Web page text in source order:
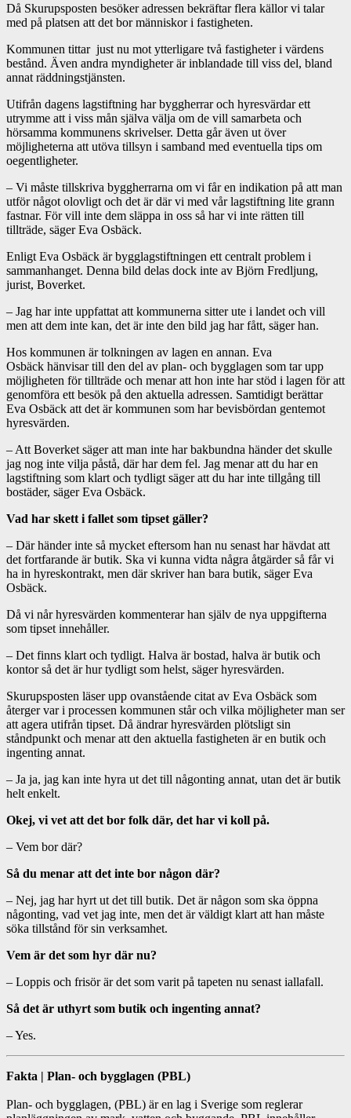
Då Skurupsposten besöker adressen bekräftar flera källor vi talar
med på platsen att det bor människor i fastigheten.
Kommunen tittar just nu mot ytterligare två fastigheter i värdens
bestånd. Även andra myndigheter är inblandade till viss del, bland
annat räddningstjänsten.
Utifrån dagens lagstiftning har byggherrar och hyresvärdar ett
utrymme att i viss mån själva välja om de vill samarbeta och
hörsamma kommunens skrivelser. Detta går även ut över
möjligheterna att utöva tillsyn i samband med eventuella tips om
oegentligheter.
– Vi måste tillskriva byggherrarna om vi får en indikation på att man
utför något olovligt och det är där vi med vår lagstiftning lite grann
fastnar. För vill inte dem släppa in oss så har vi inte rätten till
tillträde, säger Eva Osbäck.
Enligt Eva Osbäck är bygglagstiftningen ett centralt problem i
sammanhanget. Denna bild delas dock inte av Björn Fredljung,
jurist, Boverket.
– Jag har inte uppfattat att kommunerna sitter ute i landet och vill
men att dem inte kan, det är inte den bild jag har fått, säger han.
Hos kommunen är tolkningen av lagen en annan. Eva
Osbäck hänvisar till den del av plan- och bygglagen som tar upp
möjligheten för tillträde och menar att hon inte har stöd i lagen för att
genomföra ett besök på den aktuella adressen. Samtidigt berättar
Eva Osbäck att det är kommunen som har bevisbördan gentemot
hyresvärden.
– Att Boverket säger att man inte har bakbundna händer det skulle
jag nog inte vilja påstå, där har dem fel. Jag menar att du har en
lagstiftning som klart och tydligt säger att du har inte tillgång till
bostäder, säger Eva Osbäck.
Vad har skett i fallet som tipset gäller?
– Där händer inte så mycket eftersom han nu senast har hävdat att
det fortfarande är butik. Ska vi kunna vidta några åtgärder så får vi
ha in hyreskontrakt, men där skriver han bara butik, säger Eva
Osbäck.
Då vi når hyresvärden kommenterar han själv de nya uppgifterna
som tipset innehåller.
– Det finns klart och tydligt. Halva är bostad, halva är butik och
kontor så det är hur tydligt som helst, säger hyresvärden.
Skurupsposten läser upp ovanstående citat av Eva Osbäck som
återger var i processen kommunen står och vilka möjligheter man ser
att agera utifrån tipset. Då ändrar hyresvärden plötsligt sin
ståndpunkt och menar att den aktuella fastigheten är en butik och
ingenting annat.
– Ja ja, jag kan inte hyra ut det till någonting annat, utan det är butik
helt enkelt.
Okej, vi vet att det bor folk där, det har vi koll på.
– Vem bor där?
Så du menar att det inte bor någon där?
– Nej, jag har hyrt ut det till butik. Det är någon som ska öppna
någonting, vad vet jag inte, men det är väldigt klart att han måste
söka tillstånd för sin verksamhet.
Vem är det som hyr där nu?
– Loppis och frisör är det som varit på tapeten nu senast iallafall.
Så det är uthyrt som butik och ingenting annat?
– Yes.
Fakta | Plan- och bygglagen (PBL)
Plan- och bygglagen, (PBL) är en lag i Sverige som reglerar